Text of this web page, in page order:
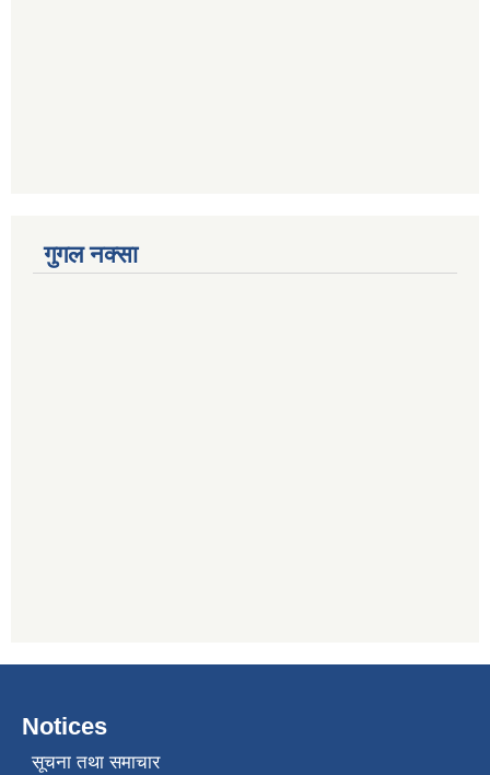
गुगल नक्सा
Notices
सूचना तथा समाचार